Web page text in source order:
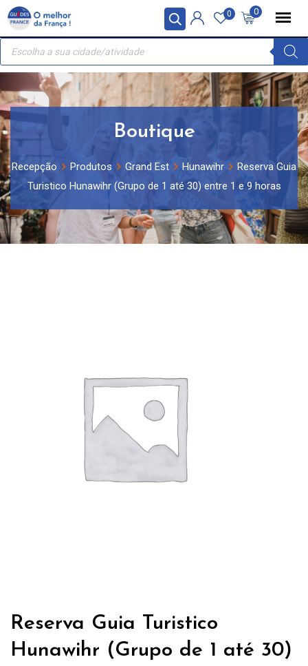
Painel de Gerenciamento de Cookies
Skip
content
0
0
Recherche
produits
Boutique
Recepção Produtos Grand Est Hunawihr
Reserva Guia
Turistico Hunawihr (Grupo de 1 até 30) entre 1 e 9 horas
Reserva Guia Turistico
Hunawihr (Grupo de 1 até 30)